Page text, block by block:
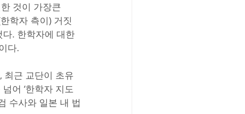
것이 가장큰
학자 측이) 거짓
다. 한학자에 대한
다.
최근 교단이 초유
어 ‘한학자 지도
수사와 일본 내 법